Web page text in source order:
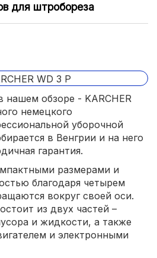
для штробореза
обзоре - KARCHER
немецкого
уборочной
в Венгрии и на него
гарантия.
размерами и
благодаря четырем
вокруг своей оси.
из двух частей –
и жидкости, а также
и электронными